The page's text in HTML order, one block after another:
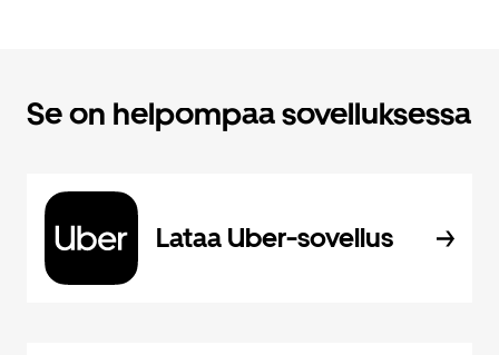
Se on helpompaa sovelluksessa
Lataa Uber-sovellus